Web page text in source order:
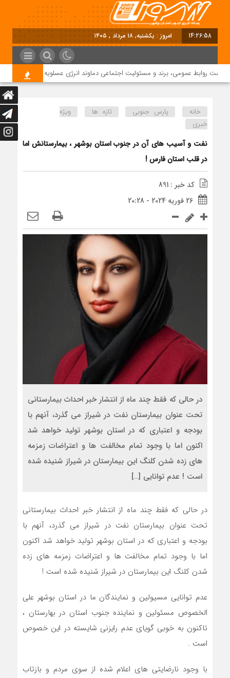
14:26:59 امروز : یکشنبه, ۱۸ مرداد , ۱۴۰۵
روابط عمومی، برند و مسئولیت اجتماعی دماوند انرژی عسلویه شد
خانه پارس جنوبی تازه ها
ویژه
خبری
نفت و آسیب های آن در جنوب استان بوشهر ، بیمارستانش اما
در قلب استان فارس !
کد خبر : 891
26 فوریه 2024 - 20:28
در حالی که فقط چند ماه از انتشار خبر احداث بیمارستانی
تحت عنوان بیمارستان نفت در شیراز می گذرد، آنهم با
بودجه و اعتباری که در استان بوشهر تولید خواهد شد
اکنون اما با وجود تمام مخالفت ها و اعتراضات زمزمه
های زده شدن کلنگ این بیمارستان در شیراز شنیده شده
است ! عدم توانایی […]
در حالی که فقط چند ماه از انتشار خبر احداث بیمارستانی
تحت عنوان بیمارستان نفت در شیراز می گذرد، آنهم با
بودجه و اعتباری که در استان بوشهر تولید خواهد شد اکنون
اما با وجود تمام مخالفت ها و اعتراضات زمزمه های زده
شدن کلنگ این بیمارستان در شیراز شنیده شده است !
عدم توانایی مسيولین و نمایندگان ما در استان بوشهر علی
الخصوص مسئولین و نماینده جنوب استان در بهارستان ،
تاکنون به خوبی گویای عدم رایزنی شایسته در این خصوص
است .
با وجود نارضایتی های اعلام شده از سوی مردم و بازتاب